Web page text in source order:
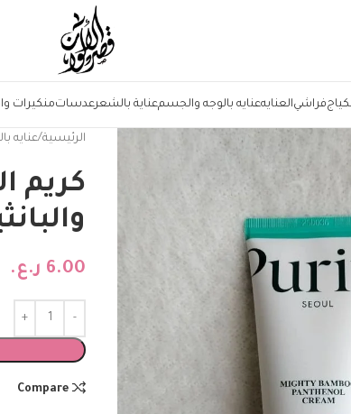
فراشيالعنايهعنايه بالوجه والجسمعناية بالشعرعدساتمنكيرات
الرئيسية عنايه
كريم
6.00 ر.ع.
Compare